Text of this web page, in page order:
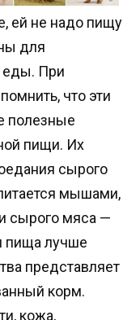
ей не надо пищу
для
еды. При
что эти
полезные
пищи. Их
сырого
мышами,
сырого мяса —
пища лучше
представляет
корм.
кожа,